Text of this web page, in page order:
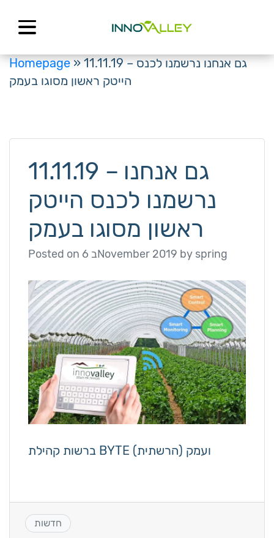
Homepage»11.11.19 – גם אנחנו נרשמנו לכנס
הייטק ראשון מסוגו בעמק
11.11.19 – גם אנחנו
נרשמנו לכנס הייטק
ראשון מסוגו בעמק
Posted on 6 בNovember 2019 by spring
ברשות קהילת BYTE ועמק (הרשתית)
חדשות